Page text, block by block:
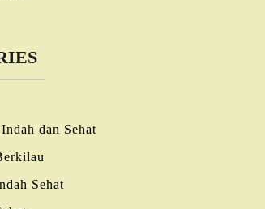
dan Sehat
Sehat